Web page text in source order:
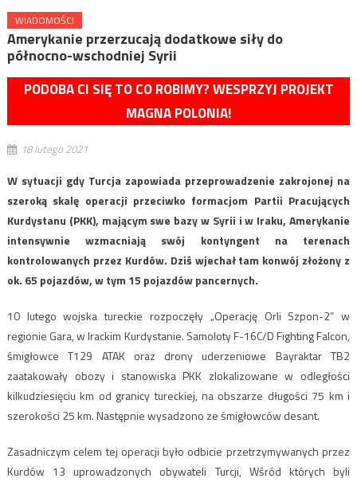
WIADOMOŚCI
Amerykanie przerzucają dodatkowe siły do
północno-wschodniej Syrii
PODOBA CI SIĘ TO CO ROBIMY? WESPRZYJ PROJEKT
MAGNA POLONIA!
18 lutego 2021
W sytuacji gdy Turcja zapowiada przeprowadzenie zakrojonej na
szeroką skalę operacji przeciwko formacjom Partii Pracujących
Kurdystanu (PKK), mającym swe bazy w Syrii i w Iraku, Amerykanie
intensywnie wzmacniają swój kontyngent na terenach
kontrolowanych przez Kurdów. Dziś wjechał tam konwój złożony z
ok. 65 pojazdów, w tym 15 pojazdów pancernych.
10 lutego wojska tureckie rozpoczęły „Operację Orli Szpon-2” w
regionie Gara, w Irackim Kurdystanie. Samoloty F-16C/D Fighting Falcon,
śmigłowce T129 ATAK oraz drony uderzeniowe Bayraktar TB2
zaatakowały obozy i stanowiska PKK zlokalizowane w odległości
kilkudziesięciu km od granicy tureckiej, na obszarze długości 75 km i
szerokości 25 km. Następnie wysadzono ze śmigłowców desant.
Zasadniczym celem tej operacji było odbicie przetrzymywanych przez
Kurdów 13 uprowadzonych obywateli Turcji, Wśród których byli